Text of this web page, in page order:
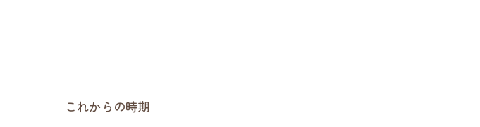
これからの時期